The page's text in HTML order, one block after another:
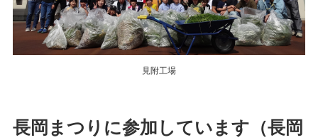
見附工場
長岡まつりに参加しています（長岡